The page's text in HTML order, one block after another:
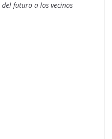
futuro a los vecinos